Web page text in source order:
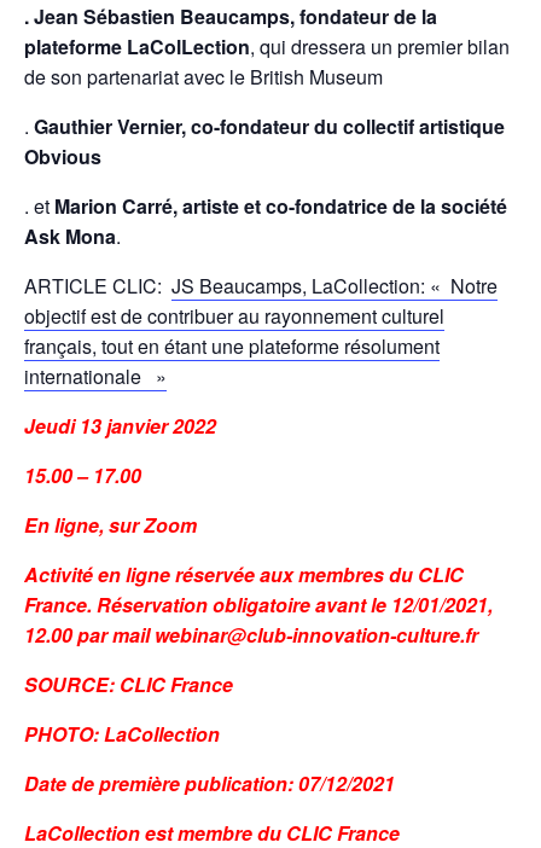
. Jean Sébastien Beaucamps, fondateur de la
plateforme LaColLection, qui dressera un premier bilan
de son partenariat avec le British Museum
. Gauthier Vernier, co-fondateur du collectif artistique
Obvious
. et Marion Carré, artiste et co-fondatrice de la société
Ask Mona.
ARTICLE CLIC: JS Beaucamps, LaCollection: « Notre
objectif est de contribuer au rayonnement culturel
français, tout en étant une plateforme résolument
internationale »
Jeudi 13 janvier 2022
15.00 – 17.00
En ligne, sur Zoom
Activité en ligne réservée aux membres du CLIC
France. Réservation obligatoire avant le 12/01/2021,
12.00 par mail webinar@club-innovation-culture.fr
SOURCE: CLIC France
PHOTO: LaCollection
Date de première publication: 07/12/2021
LaCollection est membre du CLIC France